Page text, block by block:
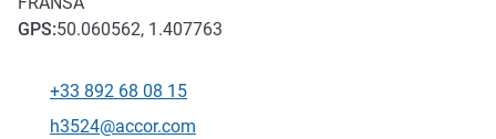
GPS:50.060562, 1.407763
Telefon
+33 892 68 08 15
İletişim için e-posta
h3524@accor.com